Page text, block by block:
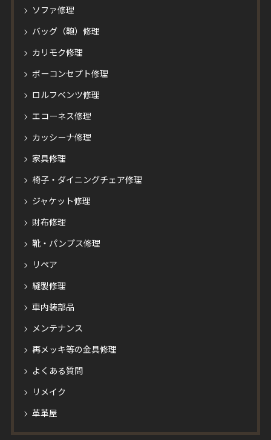
ソファ修理
バッグ（鞄）修理
カリモク修理
ボーコンセプト修理
ロルフベンツ修理
エコーネス修理
カッシーナ修理
家具修理
椅子・ダイニングチェア修理
ジャケット修理
財布修理
靴・パンプス修理
リペア
縫製修理
車内装部品
メンテナンス
再メッキ等の金具修理
よくある質問
リメイク
革革屋